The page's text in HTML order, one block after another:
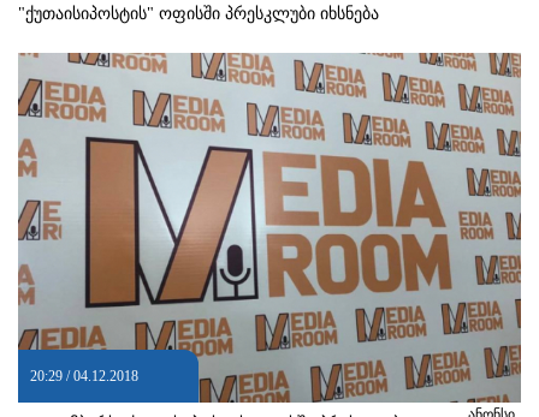
"ქუთაისიპოსტის" ოფისში პრესკლუბი იხსნება
20:29 / 04.12.2018